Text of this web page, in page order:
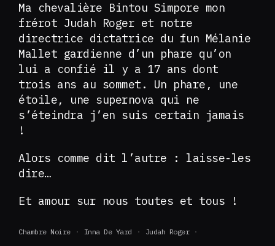
Ma chevalière Bintou Simpore mon
frérot Judah Roger et notre
directrice dictatrice du fun Mélanie
Mallet gardienne d’un phare qu’on
lui a confié il y a 17 ans dont
trois ans au sommet. Un phare, une
étoile, une supernova qui ne
s’éteindra j’en suis certain jamais
!
Alors comme dit l’autre : laisse-les
dire…
Et amour sur nous toutes et tous !
Chambre Noire Inna De Yard Judah Roger